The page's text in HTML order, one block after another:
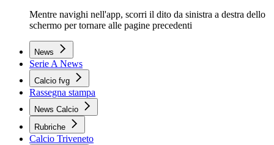
Mentre navighi nell'app, scorri il dito da sinistra a destra dello
schermo per tornare alle pagine precedenti
News
Serie A News
Calcio fvg
Rassegna stampa
News Calcio
Rubriche
Calcio Triveneto